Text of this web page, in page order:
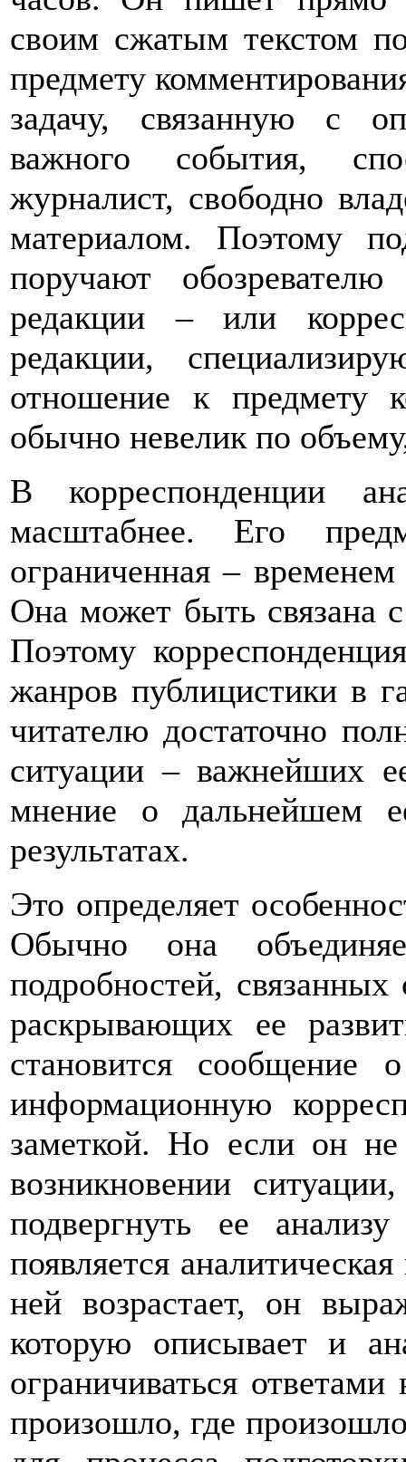
своим сжатым текстом
предмету
задачу, связанную с
важного события,
журналист, свободно
материалом. Поэтому
поручают
редакции – или
редакции,
отношение к предмету
обычно невелик по
В корреспонденции
масштабнее. Его
ограниченная –
Она может быть связана
Поэтому
жанров публицистики в
читателю достаточно
ситуации – важнейших
мнение о дальнейшем
результатах.
Это определяет
Обычно она
подробностей,
раскрывающих ее
становится сообщение
информационную
заметкой. Но если он не
возникновении
подвергнуть ее
появляется
ней возрастает, он
которую описывает и
ограничиваться
произошло, где